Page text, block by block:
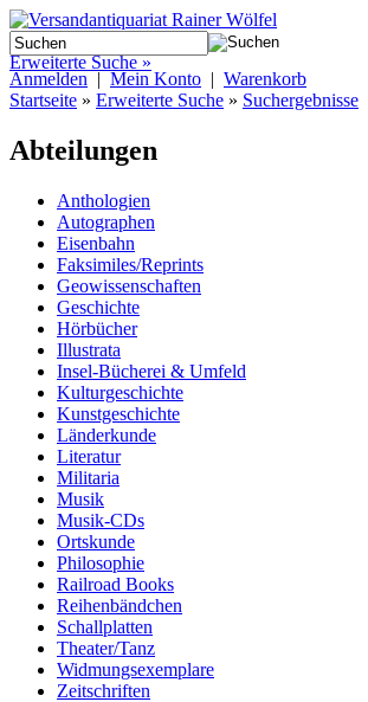
Erweiterte Suche »
Anmelden | Mein Konto | Warenkorb
Startseite » Erweiterte Suche » Suchergebnisse
Abteilungen
Anthologien
Autographen
Eisenbahn
Faksimiles/Reprints
Geowissenschaften
Geschichte
Hörbücher
Illustrata
Insel-Bücherei & Umfeld
Kulturgeschichte
Kunstgeschichte
Länderkunde
Literatur
Militaria
Musik
Musik-CDs
Ortskunde
Philosophie
Railroad Books
Reihenbändchen
Schallplatten
Theater/Tanz
Widmungsexemplare
Zeitschriften